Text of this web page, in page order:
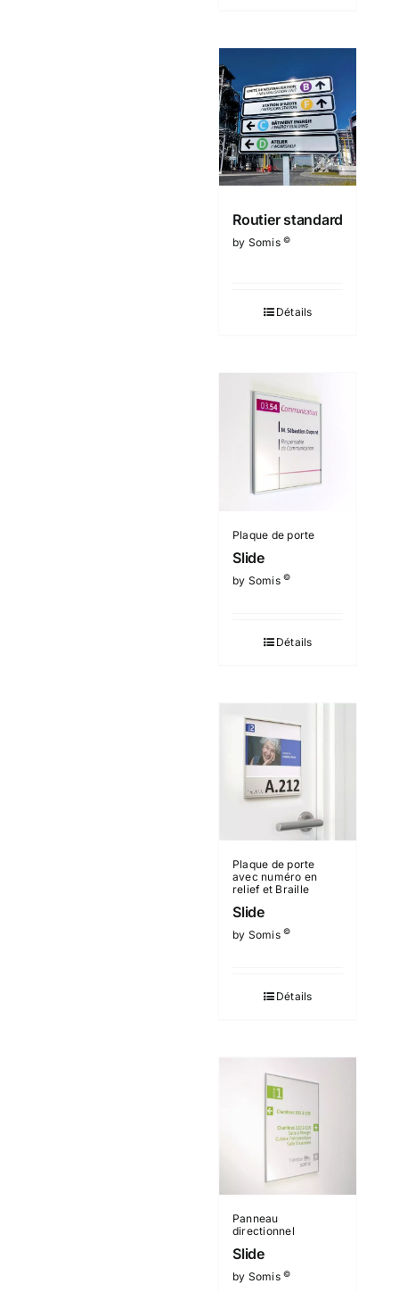
Routier standard
by Somis©
Détails
Plaque de porte
Slide
by Somis©
Détails
Plaque de porte
avec numéro en
relief et Braille
Slide
by Somis©
Détails
Panneau
directionnel
Slide
by Somis©